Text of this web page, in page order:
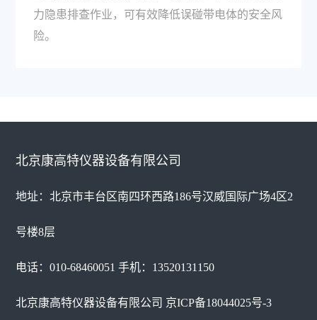
力隐患排查作业，可有效降低误碰带电体的安全风
险。
北京康高特仪器设备有限公司
地址：北京市丰台区南四环西路186号汉威国际广场4区2
号楼8层
电话：010-68460051 手机：13520131150
北京康高特仪器设备有限公司 京ICP备18044025号-3